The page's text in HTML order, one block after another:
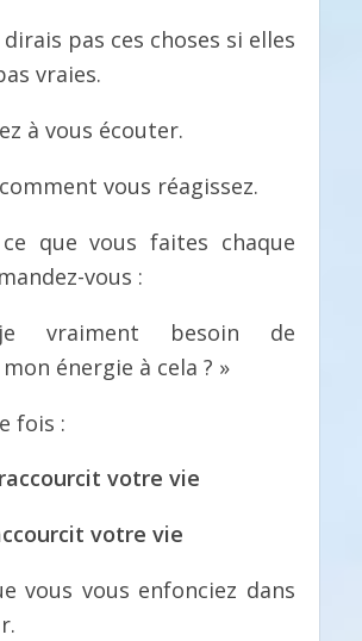
dirais pas ces choses si elles
vraies.
à vous écouter.
vous réagissez.
ce que vous faites chaque
vous :
vraiment besoin de
énergie à cela ? »
fois :
votre vie
votre vie
vous vous enfonciez dans